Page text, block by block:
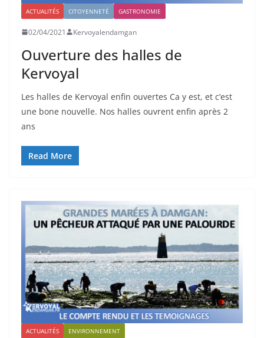
ACTUALITÉS CITOYENNETÉ GASTRONOMIE
02/04/2021 Kervoyalendamgan
Ouverture des halles de
Kervoyal
Les halles de Kervoyal enfin ouvertes Ca y est, et c’est
une bone nouvelle. Nos halles ouvrent enfin après 2
ans
Read More
ACTUALITÉS ENVIRONNEMENT